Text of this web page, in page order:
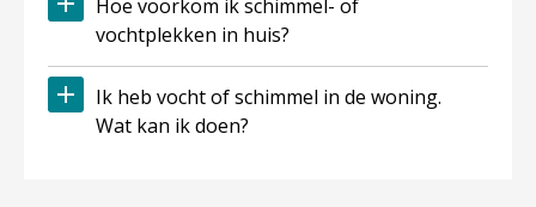
Hoe voorkom ik schimmel- of
vochtplekken in huis?
Ik heb vocht of schimmel in de woning.
Wat kan ik doen?